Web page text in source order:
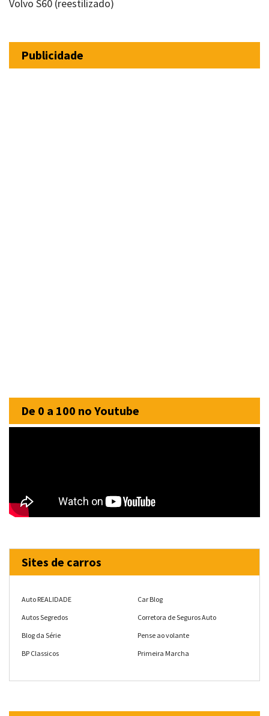
Volvo S60 (reestilizado)
Publicidade
De 0 a 100 no Youtube
Sites de carros
Auto REALIDADE
Autos Segredos
Blog da Série
BP Classicos
Car Blog
Corretora de Seguros Auto
Pense ao volante
Primeira Marcha